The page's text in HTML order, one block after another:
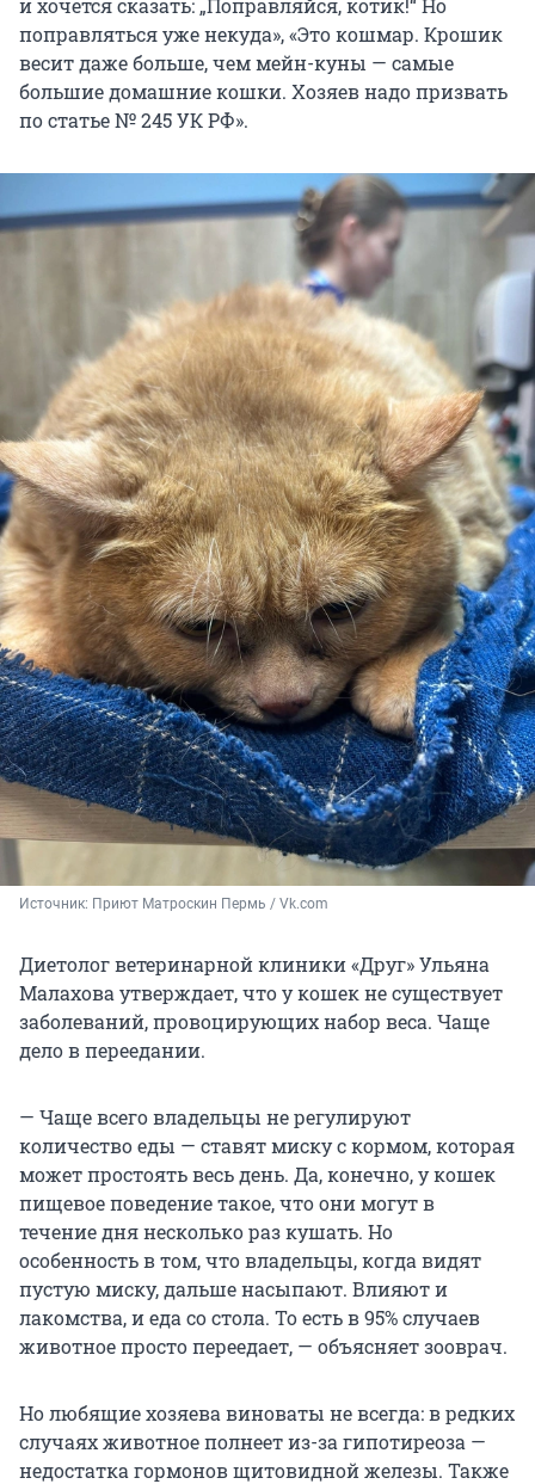
поправляться уже некуда», «Это кошмар. Крошик
весит даже больше, чем мейн-куны — самые
большие домашние кошки. Хозяев надо призвать
по статье № 245 УК РФ».
Источник: Приют Матроскин Пермь / Vk.com
Диетолог ветеринарной клиники «Друг» Ульяна
Малахова утверждает, что у кошек не существует
заболеваний, провоцирующих набор веса. Чаще
дело в переедании.
— Чаще всего владельцы не регулируют
количество еды — ставят миску с кормом, которая
может простоять весь день. Да, конечно, у кошек
пищевое поведение такое, что они могут в
течение дня несколько раз кушать. Но
особенность в том, что владельцы, когда видят
пустую миску, дальше насыпают. Влияют и
лакомства, и еда со стола. То есть в 95% случаев
животное просто переедает, — объясняет зооврач.
Но любящие хозяева виноваты не всегда: в редких
случаях животное полнеет из-за гипотиреоза —
недостатка гормонов щитовидной железы. Также